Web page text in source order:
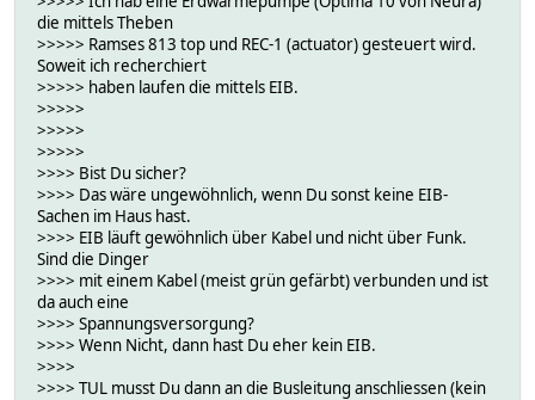
die mittels Theben
>>>>> Ramses 813 top und REC-1 (actuator) gesteuert wird.
Soweit ich recherchiert
>>>>> haben laufen die mittels EIB.
>>>>>
>>>>>
>>>>>
>>>> Bist Du sicher?
>>>> Das wäre ungewöhnlich, wenn Du sonst keine EIB-
Sachen im Haus hast.
>>>> EIB läuft gewöhnlich über Kabel und nicht über Funk.
Sind die Dinger
>>>> mit einem Kabel (meist grün gefärbt) verbunden und ist
da auch eine
>>>> Spannungsversorgung?
>>>> Wenn Nicht, dann hast Du eher kein EIB.
>>>>
>>>> TUL musst Du dann an die Busleitung anschliessen (kein